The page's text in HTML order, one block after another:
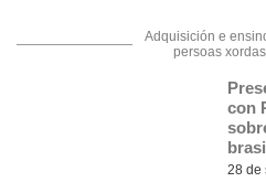
Adquisición e
persoas
con
28 de